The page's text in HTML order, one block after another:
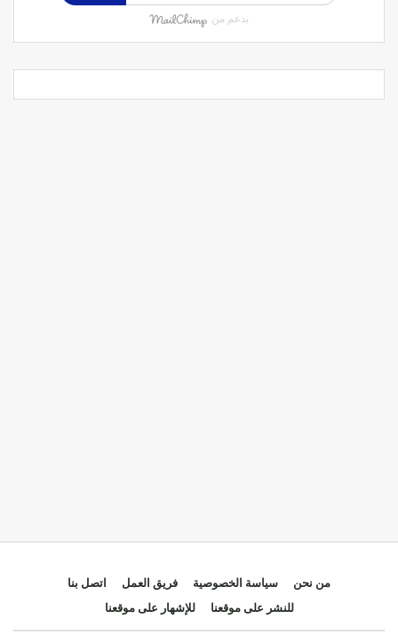
بدعم من
من نحن سياسة الخصوصية فريق العمل
اتصل بنا
للنشر على موقعنا
للإشهار على موقعنا